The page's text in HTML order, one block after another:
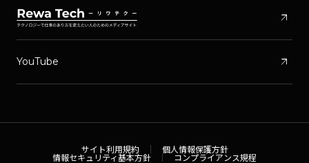
arrow_outward
YouTube arrow_outward
サイト利用規約 個人情報保護方針
情報セキュリティ基本方針 コンプライアンス規程